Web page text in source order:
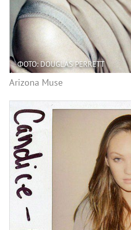
ФОТО: DOUGLAS PERRETT
Arizona Muse